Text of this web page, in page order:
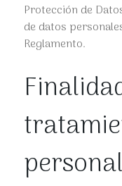
Protección de
de datos
Reglamento.